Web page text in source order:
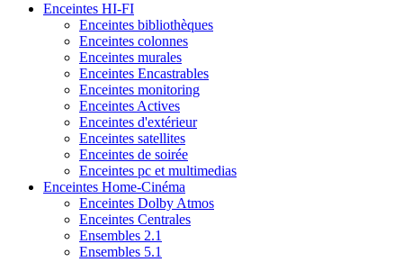
Enceintes HI-FI
Enceintes bibliothèques
Enceintes colonnes
Enceintes murales
Enceintes Encastrables
Enceintes monitoring
Enceintes Actives
Enceintes d'extérieur
Enceintes satellites
Enceintes de soirée
Enceintes pc et multimedias
Enceintes Home-Cinéma
Enceintes Dolby Atmos
Enceintes Centrales
Ensembles 2.1
Ensembles 5.1